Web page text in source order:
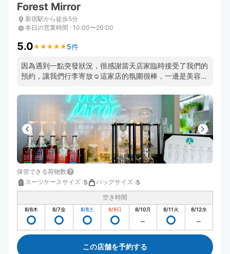
Forest Mirror
新宿駅から徒歩5分
本日の営業時間 : 10:00〜20:00
5.0★ ★ ★ ★ ★
★ ★ ★ ★ ★ 5件
因為遇到一點突發狀況，很感謝當天店家臨時接受了我們的
預約，讓我們行李寄放☺️這家店的氛圍很棒，一邊是美容
相當親切允許我在那邊等候家人一起來領行李，感覺非常好
保管できる荷物数
スーツケースサイズ :5 バッグサイズ :5
空き時間
8/6木 8/7金 8/8土 8/9日 8/10月 8/11火 8/12水
この店舗を予約する